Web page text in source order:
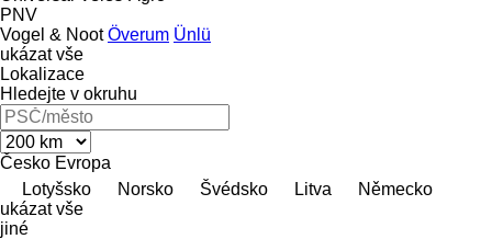
PNV
Vogel & Noot Överum Ünlü
ukázat vše
Lokalizace
Hledejte v okruhu
Česko Evropa
Lotyšsko
Norsko Švédsko Litva
Německo
ukázat vše
jiné